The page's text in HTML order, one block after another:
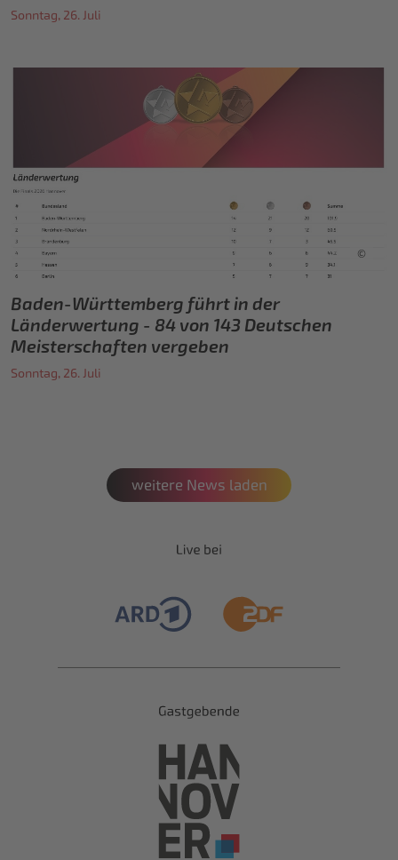
Sonntag, 26. Juli
©
Baden-Württemberg führt in der
Länderwertung - 84 von 143 Deutschen
Meisterschaften vergeben
Sonntag, 26. Juli
weitere News laden